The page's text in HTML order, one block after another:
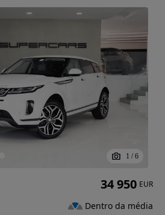
1 / 6
34 950 EUR
Dentro da média